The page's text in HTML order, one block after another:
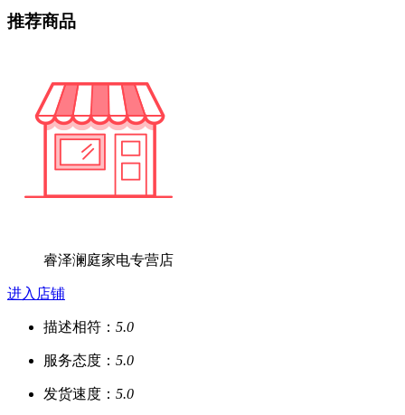
推荐商品
睿泽澜庭家电专营店
进入店铺
描述相符： 5.0
服务态度： 5.0
发货速度： 5.0